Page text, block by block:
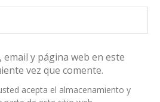
y página web en este
vez que comente.
acepta el almacenamiento y